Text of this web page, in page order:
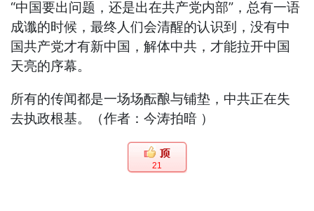
“中国要出问题，还是出在共产党内部”，总有一语
成谶的时候，最终人们会清醒的认识到，没有中
国共产党才有新中国，解体中共，才能拉开中国
天亮的序幕。
所有的传闻都是一场场酝酿与铺垫，中共正在失
去执政根基。（作者：今涛拍暗 ）
21